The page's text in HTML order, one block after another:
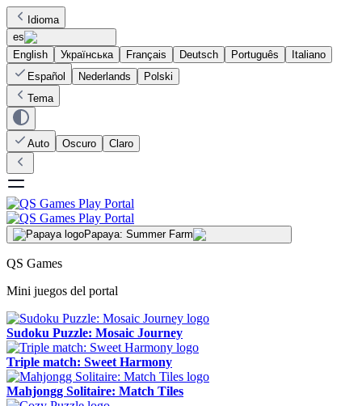
Idioma
es
English
Українська Français Deutsch Português
Italiano
Español
Nederlands
Polski
Tema
Auto Oscuro Claro
Papaya: Summer Farm
QS Games
Mini juegos del portal
Sudoku Puzzle: Mosaic Journey
Triple match: Sweet Harmony
Mahjongg Solitaire: Match Tiles